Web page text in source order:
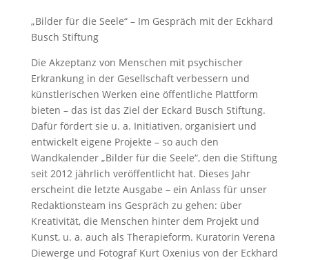
„Bilder für die Seele“ – Im Gespräch mit der Eckhard
Busch Stiftung
Die Akzeptanz von Menschen mit psychischer
Erkrankung in der Gesellschaft verbessern und
künstlerischen Werken eine öffentliche Plattform
bieten – das ist das Ziel der Eckard Busch Stiftung.
Dafür fördert sie u. a. Initiativen, organisiert und
entwickelt eigene Projekte – so auch den
Wandkalender „Bilder für die Seele“, den die Stiftung
seit 2012 jährlich veröffentlicht hat. Dieses Jahr
erscheint die letzte Ausgabe – ein Anlass für unser
Redaktionsteam ins Gespräch zu gehen: über
Kreativität, die Menschen hinter dem Projekt und
Kunst, u. a. auch als Therapieform. Kuratorin Verena
Diewerge und Fotograf Kurt Oxenius von der Eckhard